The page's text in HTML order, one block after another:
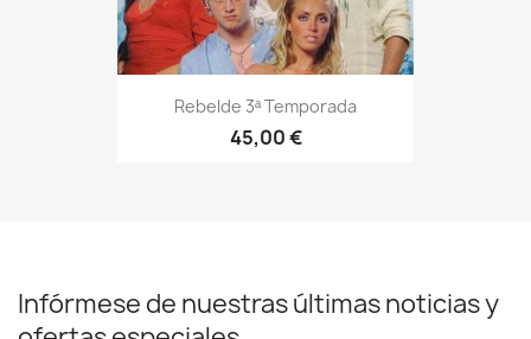
Rebelde 3ª Temporada
45,00 €
Infórmese de nuestras últimas noticias y